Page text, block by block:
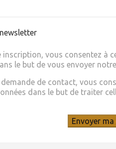
vous consentez à
le but de vous envoyer
de contact, vous
dans le but de traiter